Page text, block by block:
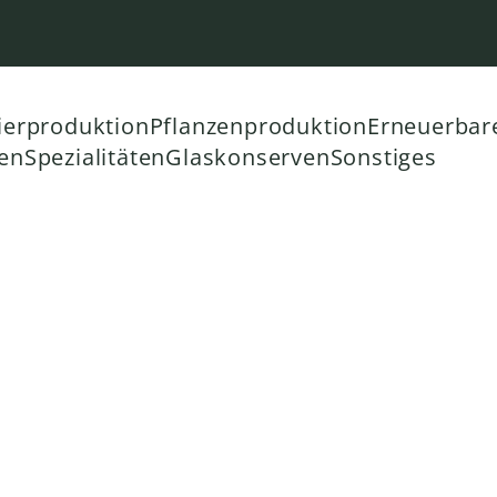
SpezialitätenGlaskonservenSonstiges
Pflanzenproduktion